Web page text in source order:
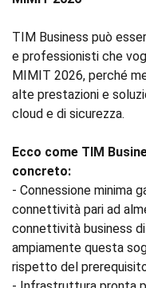
TIM Business può
e professionisti che
MIMIT 2026, perché
alte prestazioni e
cloud e di sicurezza.
Ecco come TIM
concreto:
- Connessione minima
connettività pari ad
connettività business
ampiamente questa
rispetto del